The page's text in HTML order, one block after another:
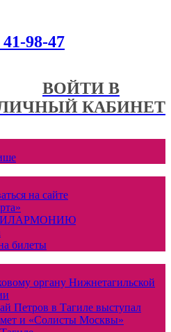
98-47
ВОЙТИ В
КАБИНЕТ
на сайте
билеты
органу Нижнетагильской
Петров в Тагиле выступал
и «Солисты Москвы»